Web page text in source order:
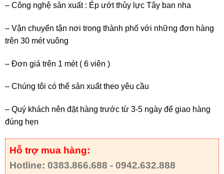
– Công nghệ sản xuất : Ép ướt thủy lực Tây ban nha
– Vận chuyển tận nơi trong thành phố với những đơn hàng
trên 30 mét vuông
– Đơn giá trên 1 mét ( 6 viên )
– Chúng tôi có thể sản xuất theo yêu cầu
– Quý khách nên đặt hàng trước từ 3-5 ngày để giao hàng
đúng hẹn
Hỗ trợ mua hàng:
Hotline: 0383.866.688 - 0942.632.888